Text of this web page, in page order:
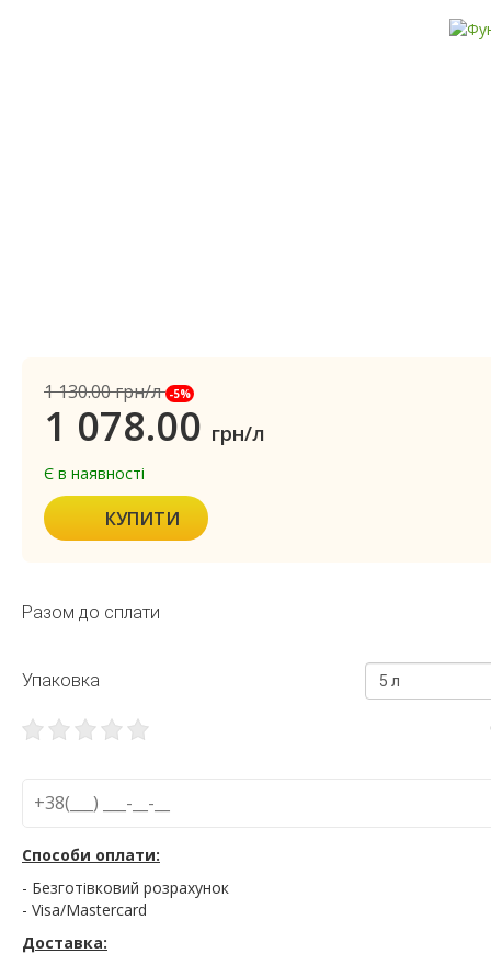
1 130.00грн/л -5%
1 078.00 грн/л
Є в наявності
КУПИТИ
Разом до сплати
Упаковка 5 л
Способи оплати:
- Безготівковий розрахунок
- Visa/Mastercard
Доставка: